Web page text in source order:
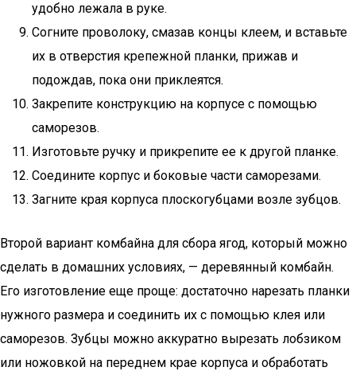
удобно лежала в руке.
Согните проволоку, смазав концы клеем, и вставьте
их в отверстия крепежной планки, прижав и
подождав, пока они приклеятся.
Закрепите конструкцию на корпусе с помощью
саморезов.
Изготовьте ручку и прикрепите ее к другой планке.
Соедините корпус и боковые части саморезами.
Загните края корпуса плоскогубцами возле зубцов.
Второй вариант комбайна для сбора ягод, который можно
сделать в домашних условиях, — деревянный комбайн.
Его изготовление еще проще: достаточно нарезать планки
нужного размера и соединить их с помощью клея или
саморезов. Зубцы можно аккуратно вырезать лобзиком
или ножовкой на переднем крае корпуса и обработать